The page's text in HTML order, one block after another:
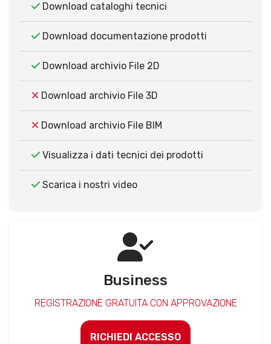
Download cataloghi tecnici
Download documentazione prodotti
Download archivio File 2D
Download archivio File 3D
Download archivio File BIM
Visualizza i dati tecnici dei prodotti
Scarica i nostri video
Business
REGISTRAZIONE GRATUITA CON APPROVAZIONE
RICHIEDI ACCESSO